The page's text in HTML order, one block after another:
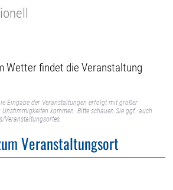
Wetter findet die Veranstaltung
Eingabe der Veranstaltungen erfolgt mit großer
kommen. Bitte schauen Sie ggf. auch
Veranstaltungsortes.
Veranstaltungsort